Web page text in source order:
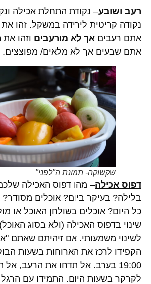
רעב ושובע– נקודת התחלת אכילה
נקודה קריטית לירידה במשקל. זהו
אתם רעבים אך לא מורעבים וזהו
אתם שבעים אך לא מלאים/ מפוצצים.
שקשוקה- תמונת ה"לפני"
דפוס אכילה– מהו דפוס האכילה
בלילה? בעיקר ביום? אוכלים מסודר?
כל היום? אוכלים בשולחן האוכל או
שינוי בדפוס האכילה (ולא בסוג
לשינוי משמעותי. אם זיהיתם שאתם
הקפידו לרכז את הארוחות בשעות
19:00 בערב. אל תדחו את הרעב, אל
לקרקר בשעות היום. התמידו עם הרגל